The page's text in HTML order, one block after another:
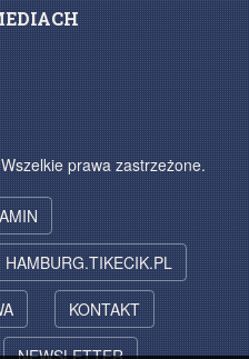
prawa zastrzeżone.
HAMBURG.TIKECIK.PL
KONTAKT